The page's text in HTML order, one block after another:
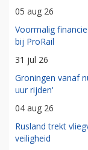
05 aug 26
Voormalig
bij ProRail
31 jul 26
Groningen vanaf
uur rijden'
04 aug 26
Rusland trekt
veiligheid